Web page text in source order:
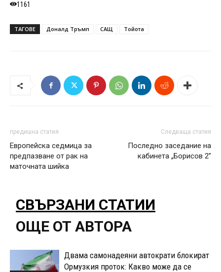
1161
ТАГОВЕ Доналд Тръмп САЩ Тойота
предишна статия
Европейска седмица за
предпазване от рак на
маточната шийка
Следваща статия
Последно заседание на
кабинета „Борисов 2”
СВЪРЗАНИ СТАТИИ
ОЩЕ ОТ АВТОРА
Двама самонадеяни автократи блокират
Ормузкия проток: Какво може да се